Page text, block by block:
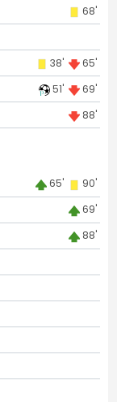
68'
38' 65'
51' 69'
88'
65' 90'
69'
88'